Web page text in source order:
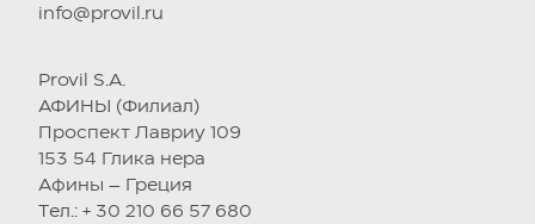
info@provil.ru
Provil S.A.
АФИНЫ (Филиал)
Проспект Лавриу 109
153 54 Глика нера
Афины – Греция
Tел.: + 30 210 66 57 680